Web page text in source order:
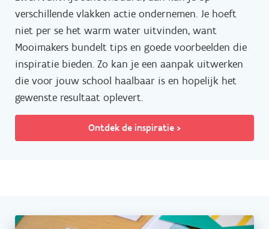
verschillende vlakken actie ondernemen. Je hoeft
niet per se het warm water uitvinden, want
Mooimakers bundelt tips en goede voorbeelden die
inspiratie bieden. Zo kan je een aanpak uitwerken
die voor jouw school haalbaar is en hopelijk het
gewenste resultaat oplevert.
Ontdek de inspiratie >